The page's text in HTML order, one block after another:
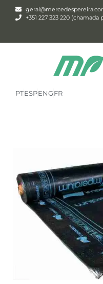
+351 227 323 220
PTESPENGFR